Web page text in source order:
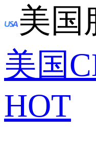
美国
美国
HOT